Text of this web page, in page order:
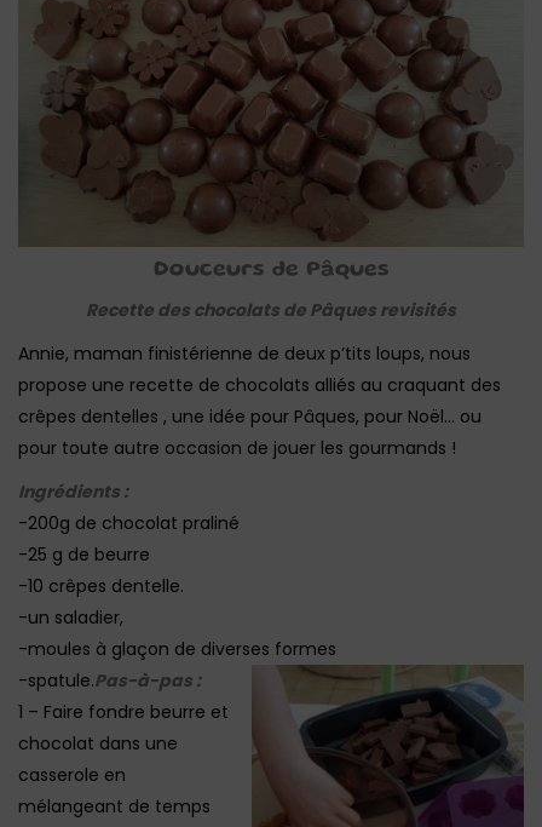
Douceurs de Pâques
Recette des chocolats de Pâques revisités
Annie, maman finistérienne de deux p’tits loups, nous
propose une recette de chocolats alliés au craquant des
crêpes dentelles , une idée pour Pâques, pour Noël… ou
pour toute autre occasion de jouer les gourmands !
Ingrédients :
-200g de chocolat praliné
-25 g de beurre
-10 crêpes dentelle.
-un saladier,
-moules à glaçon de diverses formes
-spatule.Pas-à-pas :
1 – Faire fondre beurre et
chocolat dans une
casserole en
mélangeant de temps